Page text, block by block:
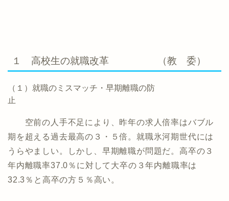
１ 高校生の就職改革 （教 委）
（１）就職のミスマッチ・早期離職の防
止
空前の人手不足により、昨年の求人倍率はバブル
期を超える過去最高の３・５倍。就職氷河期世代には
うらやましい。しかし、早期離職が問題だ。高卒の３
年内離職率37.0％に対して大卒の３年内離職率は
32.3％と高卒の方５％高い。